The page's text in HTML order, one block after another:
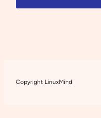
Copyright LinuxMind